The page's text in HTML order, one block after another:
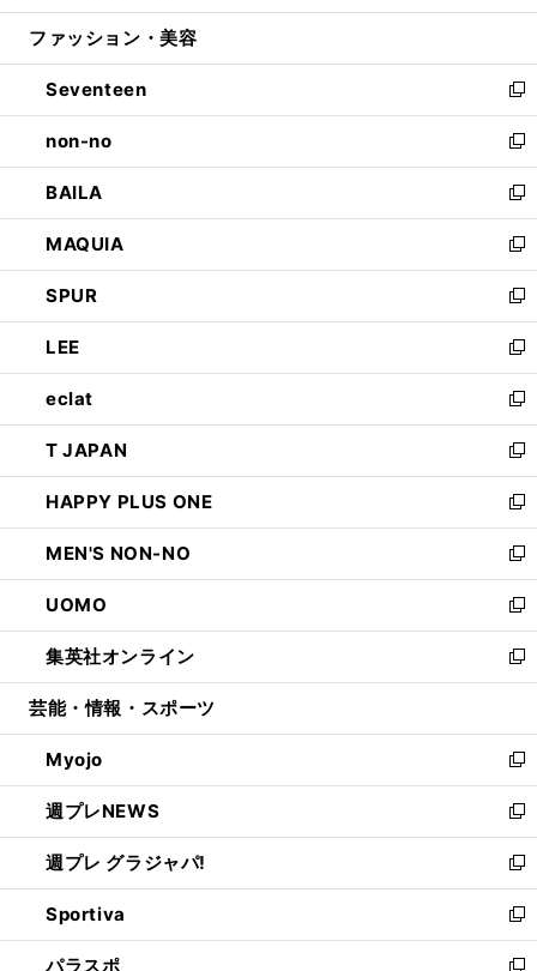
開
ウ
開
く
ン
ウ
で
開
く
ウ
ン
ド
ウ
で
開
く
ファッション・美容
Seventeen
新
し
い
ウ
ィ
ン
ド
ウ
で
開
く
non-no
新
し
い
ウ
ィ
ン
ド
ウ
で
開
く
BAILA
新
し
い
ウ
ィ
ン
ド
ウ
で
開
く
MAQUIA
新
し
い
ウ
ィ
ン
ド
ウ
で
開
く
SPUR
新
し
い
ウ
ィ
ン
ド
ウ
で
開
く
LEE
新
し
い
ウ
ィ
ン
ド
ウ
で
開
く
eclat
新
し
い
ウ
ィ
ン
ド
ウ
で
開
く
T JAPAN
新
し
い
ウ
ィ
ン
ド
ウ
で
開
HAPPY PLUS ONE
新
し
い
ウ
ィ
ン
ド
ウ
開
く
MEN'S NON-NO
新
し
い
ウ
ィ
ン
ウ
で
開
く
UOMO
新
し
い
ウ
ン
ド
ウ
で
開
く
集英社オンライン
新
し
ウ
ィ
ン
ド
ウ
で
開
く
芸能・情報・スポーツ
Myojo
新
し
い
ウ
ィ
ン
ド
ウ
で
週プレNEWS
新
し
い
ウ
ィ
ン
週プレ グラジャパ!
新
し
い
ウ
Sportiva
新
し
パラスポ